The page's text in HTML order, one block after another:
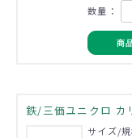
数量：
商
鉄/三価ユニクロ カ
サイズ/